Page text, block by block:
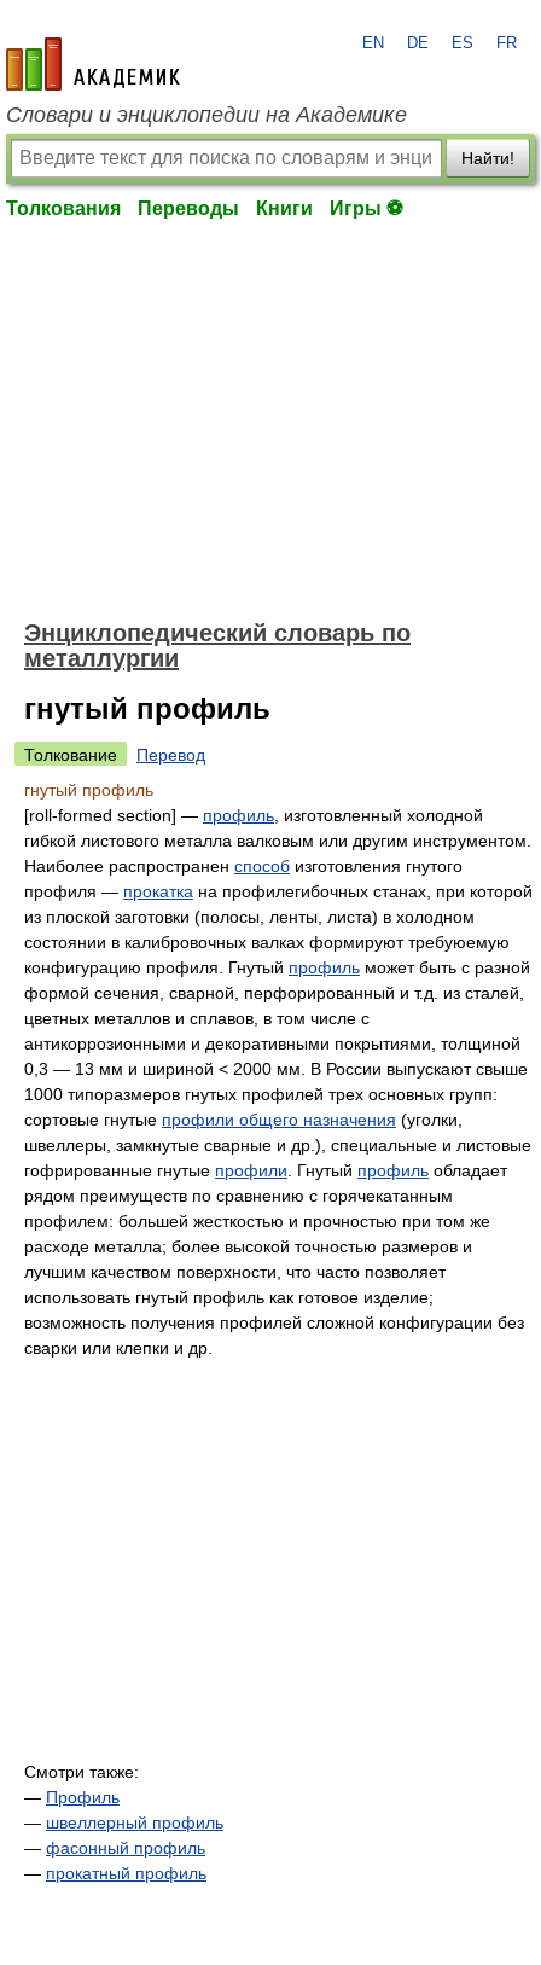
academic.ru
EN DE ES FR
Словари и энциклопедии на Академике
Найти!
Толкования Переводы Книги Игры ⚽
Энциклопедический словарь по
металлургии
гнутый профиль
Толкование
Перевод
гнутый профиль
[roll-formed section] — профиль , изготовленный холодной
гибкой листового металла валковым или другим инструментом.
Наиболее распространен способ изготовления гнутого
профиля — прокатка на профилегибочных станах, при которой
из плоской заготовки (полосы, ленты, листа) в холодном
состоянии в калибровочных валках формируют требуюемую
конфигурацию профиля. Гнутый профиль может быть с разной
формой сечения, сварной, перфорированный и т.д. из сталей,
цветных металлов и сплавов, в том числе с
антикоррозионными и декоративными покрытиями, толщиной
0,3 — 13 мм и шириной < 2000 мм. В России выпускают свыше
1000 типоразмеров гнутых профилей трех основных групп:
сортовые гнутые профили общего назначения (уголки,
швеллеры, замкнутые сварные и др.), специальные и листовые
гофрированные гнутые профили . Гнутый профиль обладает
рядом преимуществ по сравнению с горячекатанным
профилем: большей жесткостью и прочностью при том же
расходе металла; более высокой точностью размеров и
лучшим качеством поверхности, что часто позволяет
использовать гнутый профиль как готовое изделие;
возможность получения профилей сложной конфигурации без
сварки или клепки и др.
Смотри также:
— Профиль
— швеллерный профиль
— фасонный профиль
— прокатный профиль